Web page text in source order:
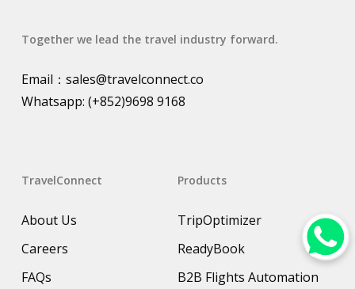
Together we lead the travel industry forward.
Email： sales@travelconnect.co
Whatsapp: (+852)9698 9168
TravelConnect
About Us
Careers
FAQs
Products
TripOptimizer
ReadyBook
B2B Flights Automation